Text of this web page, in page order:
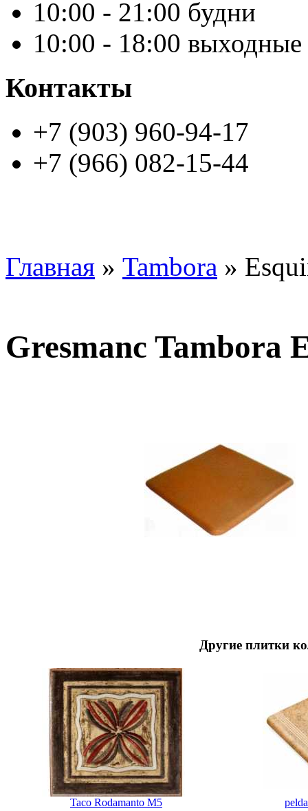
10:00 - 21:00 будни
10:00 - 18:00 выходные
Контакты
+7 (903) 960-94-17
+7 (966) 082-15-44
Главная » Tambora »
Gresmanc Tambora
Другие плитки
Taco Rodamanto M5